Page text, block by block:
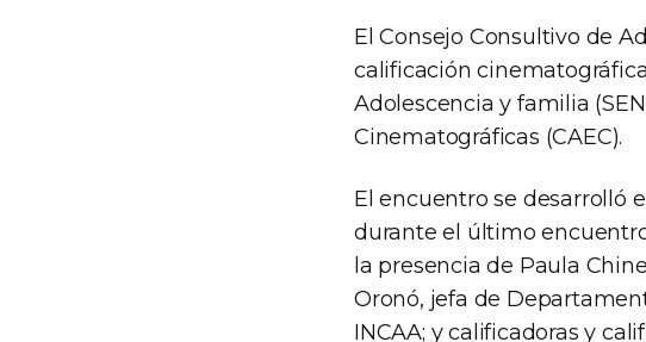
El Consejo Consultivo de
calificación
Adolescencia y familia
Cinematográficas (CAEC).
El encuentro se desarrolló
durante el último
la presencia de Paula
Oronó, jefa de
INCAA; y calificadoras y